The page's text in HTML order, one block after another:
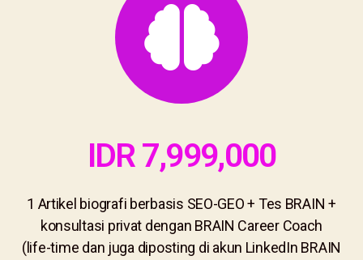
IDR 7,999,000
1 Artikel biografi berbasis SEO-GEO + Tes BRAIN +
konsultasi privat dengan BRAIN Career Coach
(life-time dan juga diposting di akun LinkedIn BRAIN